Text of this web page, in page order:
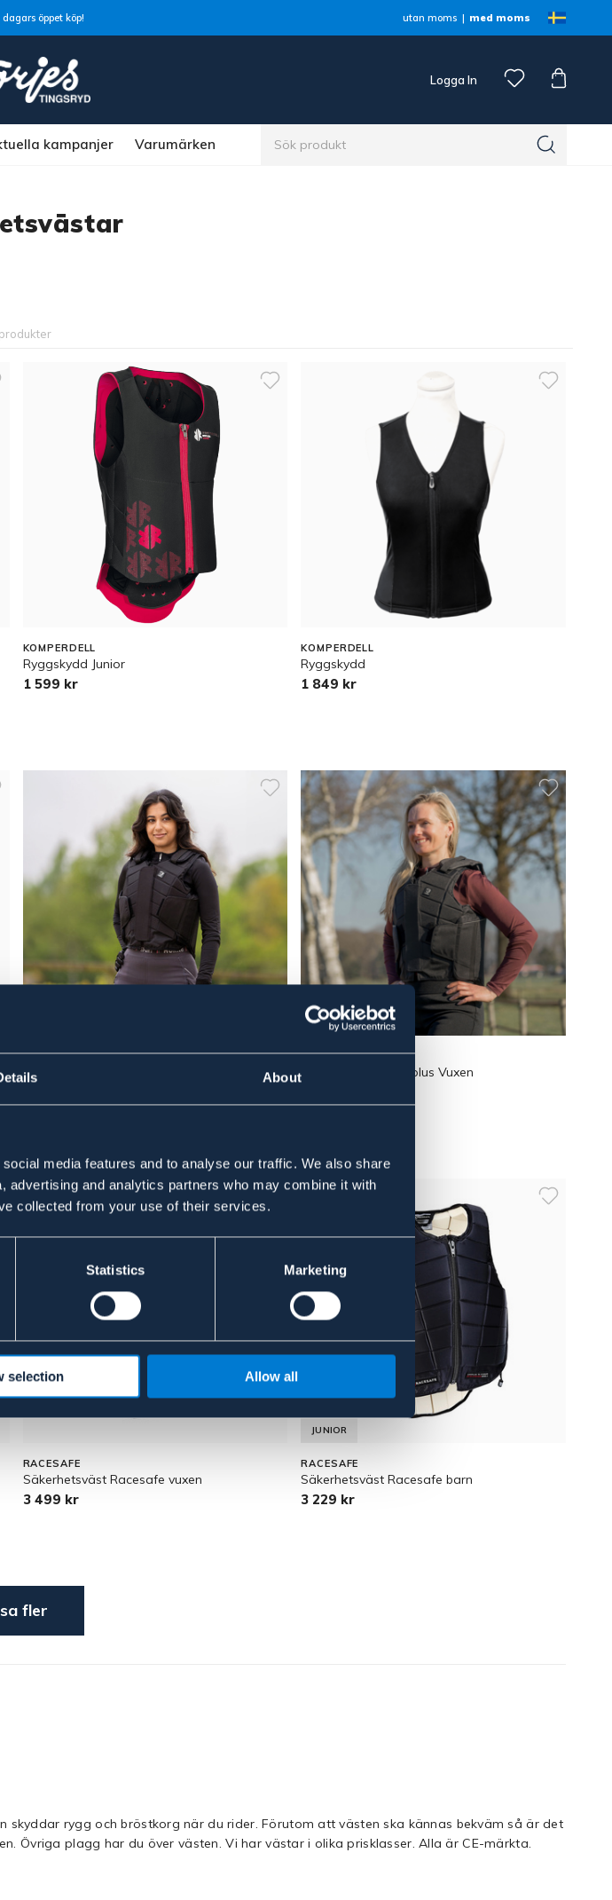
About
media features and to analyse our traffic. We also share
advertising and analytics partners who may combine it with
collected from your use of their services.
Statistics Marketing
selection Allow all
öppet köp! utan moms med moms
Logga In
kampanjer Varumärken
KOMPERDELL
Ryggskydd Junior
1 599 kr
KOMPERDELL
Ryggskydd
1 849 kr
HORKA
Säkerhetsväst Flexplus Junior
HORKA
Säkerhetsväst Flexplus Vuxen
RACESAFE
Säkerhetsväst Racesafe vuxen
3 499 kr
JUNIOR
RACESAFE
Säkerhetsväst Racesafe barn
3 229 kr
fler
rygg och bröstkorg när du rider. Förutom att västen ska kännas bekväm så är det
Övriga plagg har du över västen. Vi har västar i olika prisklasser. Alla är CE-märkta.